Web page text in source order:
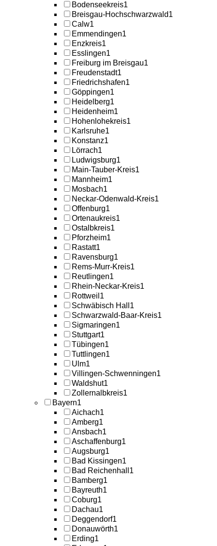
Bodenseekreis1
Breisgau-Hochschwarzwald1
Calw1
Emmendingen1
Enzkreis1
Esslingen1
Freiburg im Breisgau1
Freudenstadt1
Friedrichshafen1
Göppingen1
Heidelberg1
Heidenheim1
Hohenlohekreis1
Karlsruhe1
Konstanz1
Lörrach1
Ludwigsburg1
Main-Tauber-Kreis1
Mannheim1
Mosbach1
Neckar-Odenwald-Kreis1
Offenburg1
Ortenaukreis1
Ostalbkreis1
Pforzheim1
Rastatt1
Ravensburg1
Rems-Murr-Kreis1
Reutlingen1
Rhein-Neckar-Kreis1
Rottweil 1
Schwäbisch Hall 1
Schwarzwald-Baar-Kreis1
Sigmaringen1
Stuttgart1
Tübingen1
Tuttlingen1
Ulm1
Villingen-Schwenningen1
Waldshut1
Zollernalbkreis1
Bayern1
Aichach1
Amberg1
Ansbach1
Aschaffenburg1
Augsburg1
Bad Kissingen1
Bad Reichenhall 1
Bamberg1
Bayreuth1
Coburg1
Dachau1
Deggendorf1
Donauwörth1
Erding1